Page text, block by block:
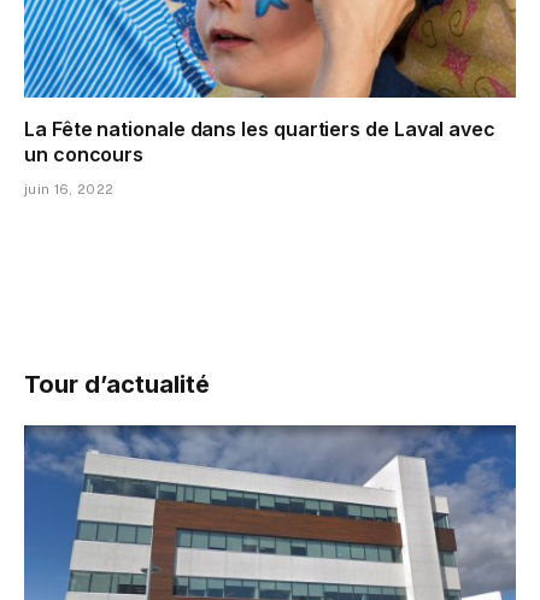
La Fête nationale dans les quartiers de Laval avec
un concours
juin 16, 2022
Tour d’actualité